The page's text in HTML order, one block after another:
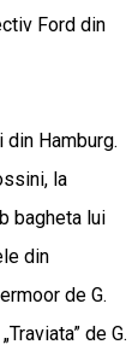
Ford din
Hamburg.
la
bagheta lui
din
de G.
de G.